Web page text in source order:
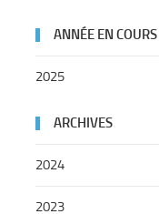
ANNÉE EN COURS
2025
ARCHIVES
2024
2023